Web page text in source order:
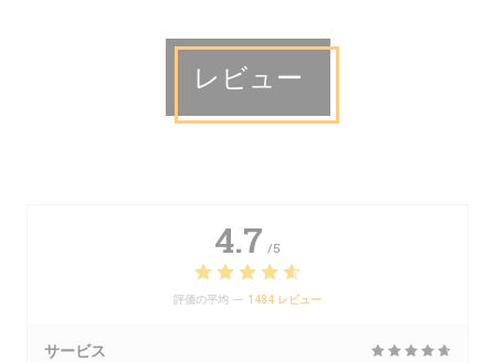
レビュー
4.7 /5
評価の平均 — 1484 レビュー
サービス